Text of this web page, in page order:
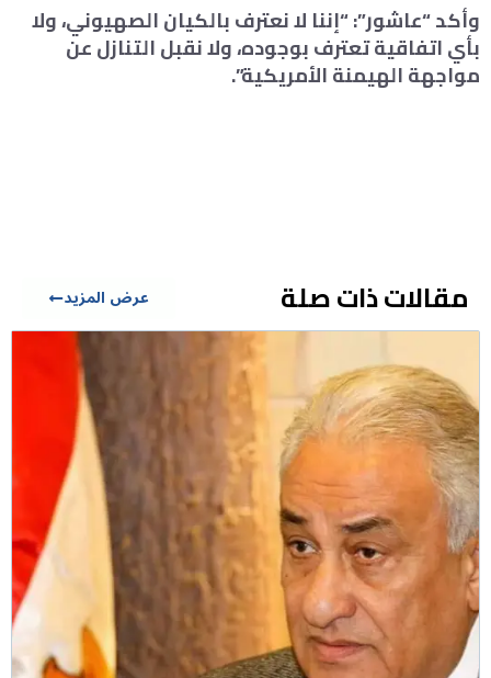
وأكد “عاشور”: “إننا لا نعترف بالكيان الصهيوني، ولا
بأي اتفاقية تعترف بوجوده، ولا نقبل التنازل عن
مواجهة الهيمنة الأمريكية”.
مقالات ذات صلة عرض المزيد